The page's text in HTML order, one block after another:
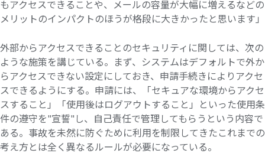
もアクセスできることや、メールの容量が大幅に増えるなどの
メリットのインパクトのほうが格段に大きかったと思います」
外部からアクセスできることのセキュリティに関しては、次の
ような施策を講じている。まず、システムはデフォルトで外か
らアクセスできない設定にしておき、申請手続きによりアクセ
スできるようにする。申請には、「セキュアな環境からアクセ
スすること」「使用後はログアウトすること」といった使用条
件の遵守を"宣誓"し、自己責任で管理してもらうという内容で
ある。事故を未然に防ぐために利用を制限してきたこれまでの
考え方とは全く異なるルールが必要になっている。